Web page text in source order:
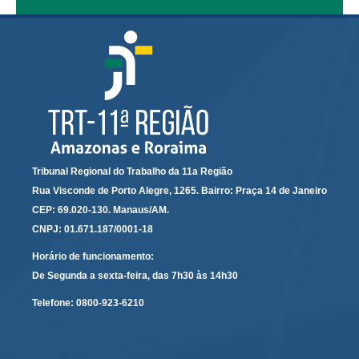
Calendário de Suspensão
Calendário da Justiça Itinerante
Concursos
Contas abertas em nome dos beneficiários
Diários Eletrônicos
e-Doc
Espaço do Servidor
Guias de recolhimento
Leilão Público
Mapa do site
Tribunal Regional do Trabalho da 11a Região
Rua Visconde de Porto Alegre, 1265. Bairro: Praça 14 de Janeiro
CEP: 69.020-130. Manaus/AM.
CNPJ: 01.671.187/0001-18
Horário de funcionamento:
De Segunda a sexta-feira, das 7h30 às 14h30
Telefone: 0800-923-6210